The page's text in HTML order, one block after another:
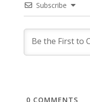
Subscribe
0 COMMENTS